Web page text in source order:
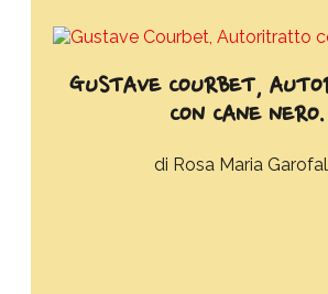
GUSTAVE COURBET,
CON CANE NERO.
Rosa Maria